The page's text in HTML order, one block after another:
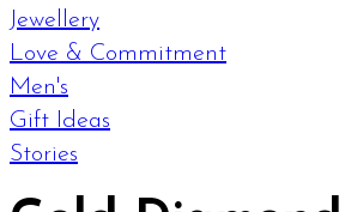
Jewellery
Love & Commitment
Men's
Gift Ideas
Stories